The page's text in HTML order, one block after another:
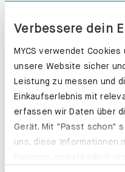
Verbessere dein
MYCS verwendet Cookies
unsere Website sicher
Leistung zu messen und
Einkaufserlebnis mit
erfassen wir Daten über
Gerät. Mit "Passt schon"
uns, diese Informationen